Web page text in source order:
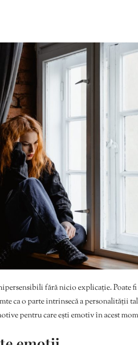
fără nicio explicație. Poate
ca o parte intrinsecă a personalității
pentru care ești emotiv în acest